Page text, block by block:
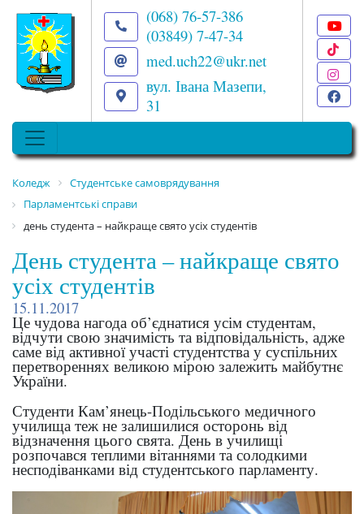
(068) 76-57-386
(03849) 7-47-34
med.uch22@ukr.net
вул. Івана Мазепи,
31
Коледж
Студентське самоврядування
Парламентські справи
день студента – найкраще свято усіх студентів
День студента – найкраще свято
усіх студентів
15.11.2017
Це чудова нагода об’єднатися усім студентам,
відчути свою значимість та відповідальність, адже
саме від активної участі студентства у суспільних
перетвореннях великою мірою залежить майбутнє
України.
Студенти Кам’янець-Подільського медичного
училища теж не залишилися осторонь від
відзначення цього свята. День в училищі
розпочався теплими вітаннями та солодкими
несподіванками від студентського парламенту.